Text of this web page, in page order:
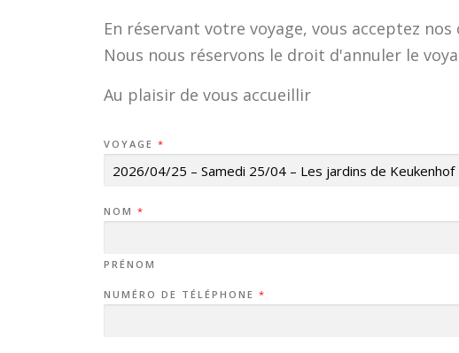
En réservant votre voyage, vous acceptez
Nous nous réservons le droit d'annuler le
Au plaisir de vous accueillir
VOYAGE *
NOM *
PRÉNOM
NUMÉRO DE TÉLÉPHONE *